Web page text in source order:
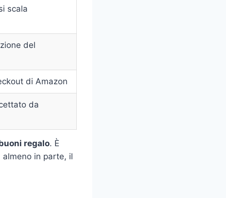
scala
del
di Amazon
da
regalo. È
almeno in parte, il